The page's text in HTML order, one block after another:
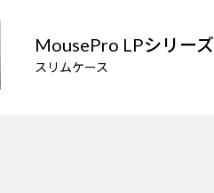
MousePro LPシリーズ
スリムケース